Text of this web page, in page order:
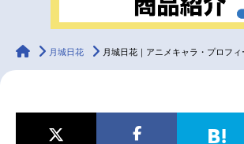
ラジオ グッズ
animateTimes
月城日花 月城日花｜アニメキャラ・プロフィール・